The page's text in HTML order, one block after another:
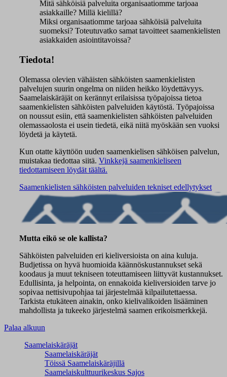
Mitä sähköisiä palveluita organisaatiomme tarjoaa
asiakkaille? Millä kielillä?
Miksi organisaatiomme tarjoaa sähköisiä palveluita
suomeksi? Toteutuvatko samat tavoitteet saamenkielisten
asiakkaiden asiointitavoissa?
Tiedota!
Olemassa olevien vähäisten sähköisten saamenkielisten
palvelujen suurin ongelma on niiden heikko löydettävyys.
Saamelaiskäräjät on kerännyt erilaisissa työpajoissa tietoa
saamenkielisten sähköisten palveluiden käytöstä. Työpajoissa
on noussut esiin, että saamenkielisten sähköisten palveluiden
olemassaolosta ei usein tiedetä, eikä niitä myöskään sen vuoksi
löydetä ja käytetä.
Kun otatte käyttöön uuden saamenkielisen sähköisen palvelun,
muistakaa tiedottaa siitä. Vinkkejä saamenkieliseen
tiedottamiseen löydät täältä.
Saamenkielisten sähköisten palveluiden tekniset edellytykset
Mutta eikö se ole kallista?
Sähköisten palveluiden eri kieliversioista on aina kuluja.
Budjetissa on hyvä huomioida käännöskustannukset sekä
koodaus ja muut tekniseen toteuttamiseen liittyvät kustannukset.
Edullisinta, ja helpointa, on ennakoida kieliversioiden tarve jo
sopivaa nettisivupohjaa tai järjestelmää kilpailutettaessa.
Tarkista etukäteen ainakin, onko kielivalikoiden lisääminen
mahdollista ja tukeeko järjestelmä saamen erikoismerkkejä.
Palaa alkuun
Saamelaiskäräjät
Saamelaiskäräjät
Töissä Saamelaiskäräjillä
Saamelaiskulttuuri­keskus Sajos